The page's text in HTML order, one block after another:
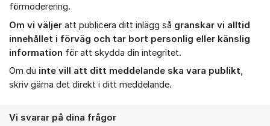
förmoderering.
Om vi väljer att publicera ditt inlägg så granskar vi alltid
innehållet i förväg och tar bort personlig eller känslig
information för att skydda din integritet.
Om du inte vill att ditt meddelande ska vara publikt,
skriv gärna det direkt i ditt meddelande.
Vi svarar på dina frågor